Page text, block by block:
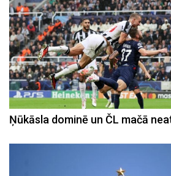
Ņūkāsla dominē un ČL mačā